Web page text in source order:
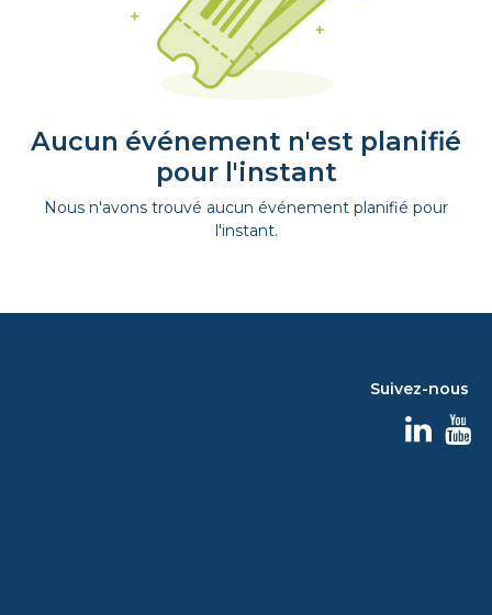
Aucun événement n'est planifié
pour l'instant
Nous n'avons trouvé aucun événement planifié pour
l'instant.
Suivez-nous